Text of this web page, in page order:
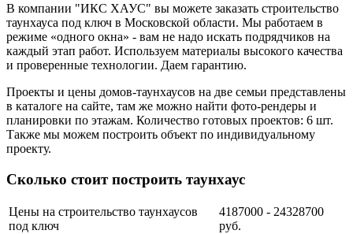
В компании "ИКС ХАУС" вы можете заказать строительство
таунхауса под ключ в Московской области. Мы работаем в
режиме «одного окна» - вам не надо искать подрядчиков на
каждый этап работ. Используем материалы высокого качества
и проверенные технологии. Даем гарантию.
Проекты и цены домов-таунхаусов на две семьи представлены
в каталоге на сайте, там же можно найти фото-рендеры и
планировки по этажам. Количество готовых проектов: 6 шт.
Также мы можем построить объект по индивидуальному
проекту.
Сколько стоит построить таунхаус
Цены на строительство таунхаусов
под ключ
4187000 - 24328700
руб.